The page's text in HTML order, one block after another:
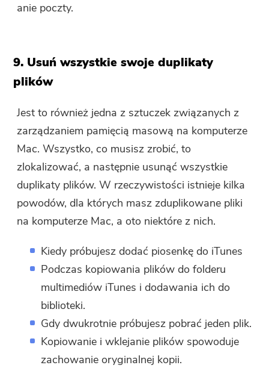
anie poczty.
9. Usuń wszystkie swoje duplikaty
plików
Jest to również jedna z sztuczek związanych z
zarządzaniem pamięcią masową na komputerze
Mac. Wszystko, co musisz zrobić, to
zlokalizować, a następnie usunąć wszystkie
duplikaty plików. W rzeczywistości istnieje kilka
powodów, dla których masz zduplikowane pliki
na komputerze Mac, a oto niektóre z nich.
Kiedy próbujesz dodać piosenkę do iTunes
Podczas kopiowania plików do folderu
multimediów iTunes i dodawania ich do
biblioteki.
Gdy dwukrotnie próbujesz pobrać jeden plik.
Kopiowanie i wklejanie plików spowoduje
zachowanie oryginalnej kopii.